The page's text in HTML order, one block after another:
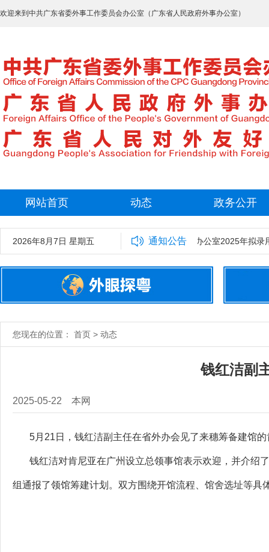
欢迎来到中共广东省委外事工作委员会办公室（广东省人民政府外事办公室）
网站首页 动态 政务公开
2026年8月7日 星期五 通知公告
中共广东省委外事工作委员会办公室2025年拟录用
您现在的位置： 首页 > 动态
钱红洁副
2025-05-22 本网
5月21日，钱红洁副主任在省外办会见了来穗筹备建馆的
钱红洁对肯尼亚在广州设立总领事馆表示欢迎，并介绍
组通报了领馆筹建计划。双方围绕开馆流程、馆舍选址等具